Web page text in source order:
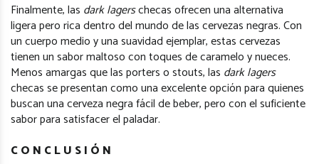
Finalmente, las dark lagerschecas ofrecen una alternativa
ligera pero rica dentro del mundo de las cervezas negras. Con
un cuerpo medio y una suavidad ejemplar, estas cervezas
tienen un sabor maltoso con toques de caramelo y nueces.
Menos amargas que las porters o stouts, las dark lagers
checas se presentan como una excelente opción para quienes
buscan una cerveza negra fácil de beber, pero con el suficiente
sabor para satisfacer el paladar.
CONCLUSIÓN